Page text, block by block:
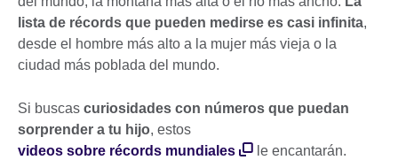
lista de récords que pueden medirse es casi infinita,
desde el hombre más alto a la mujer más vieja o la
ciudad más poblada del mundo.
Si buscas curiosidades con números que puedan
sorprender a tu hijo, estos
videos sobre récords mundiales
le encantarán.